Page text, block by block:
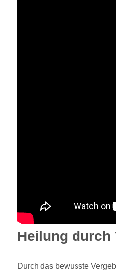
Heilung durch
Durch das bewusste